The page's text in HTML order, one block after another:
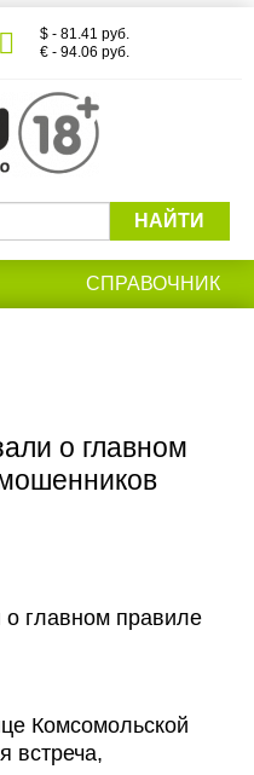
$ - 81.41 руб.
€ - 94.06 руб.
НАЙТИ
СПРАВОЧНИК
о главном
Комсомольской
встреча,